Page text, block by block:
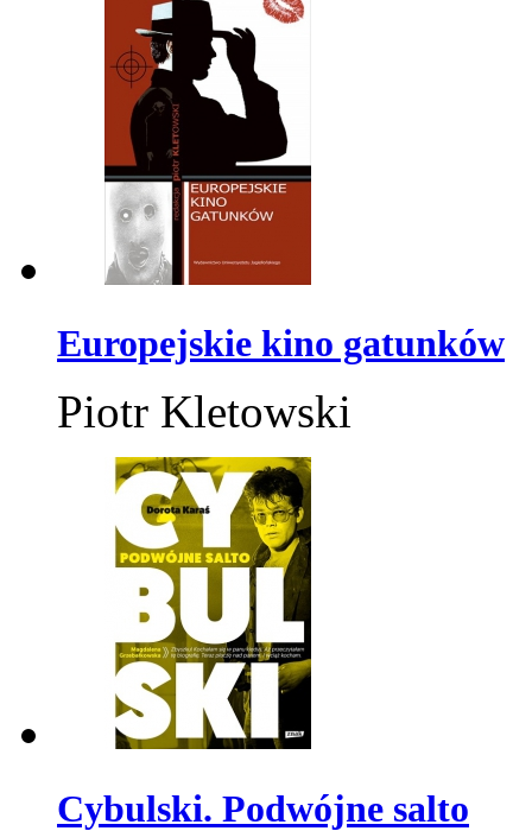
Europejskie kino gatunków
Piotr Kletowski
Cybulski. Podwójne salto